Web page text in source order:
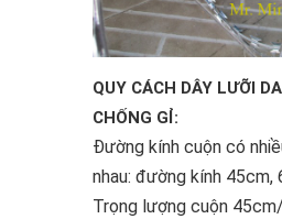
QUY CÁCH DÂY LƯỠI
CHỐNG GỈ:
Đường kính cuộn có
nhau: đường kính 45cm,
Trọng lượng cuộn